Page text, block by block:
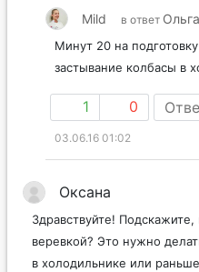
Mild в ответ Ольга
Минут 20 на
застывание колбасы в
1 0
03.06.16 01:02
Оксана
Здравствуйте!
веревкой? Это нужно
в холодильнике или